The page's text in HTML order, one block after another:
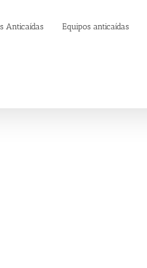
Anticaídas Equipos anticaídas